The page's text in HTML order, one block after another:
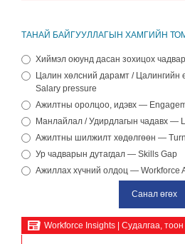
ТАНАЙ БАЙГУУЛЛАГЫН ХАМГИЙН
Хиймэл оюунд дасан зохицох
Цалин хөлсний дарамт /
Salary pressure
Ажилтны оролцоо, идэвх —
Манлайлал / Удирдлагын чадавх —
Ажилтны шилжилт хөдөлгөөн —
Ур чадварын дутагдал — Skills Gap
Ажиллах хүчний олдоц — Workforce
Workforce Insights | Судалгаа,